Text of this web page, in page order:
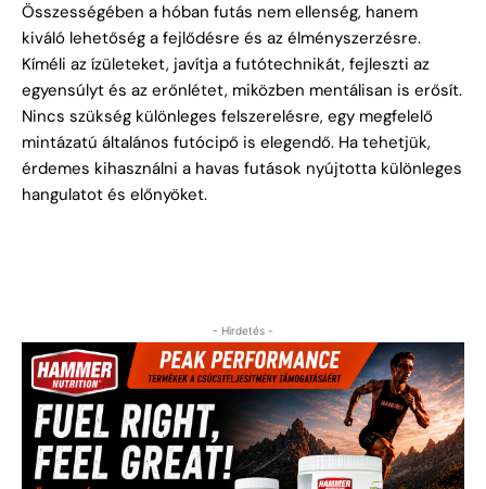
Összességében a hóban futás nem ellenség, hanem
kiváló lehetőség a fejlődésre és az élményszerzésre.
Kíméli az ízületeket, javítja a futótechnikát, fejleszti az
egyensúlyt és az erőnlétet, miközben mentálisan is erősít.
Nincs szükség különleges felszerelésre, egy megfelelő
mintázatú általános futócipő is elegendő. Ha tehetjük,
érdemes kihasználni a havas futások nyújtotta különleges
hangulatot és előnyöket.
- Hirdetés -